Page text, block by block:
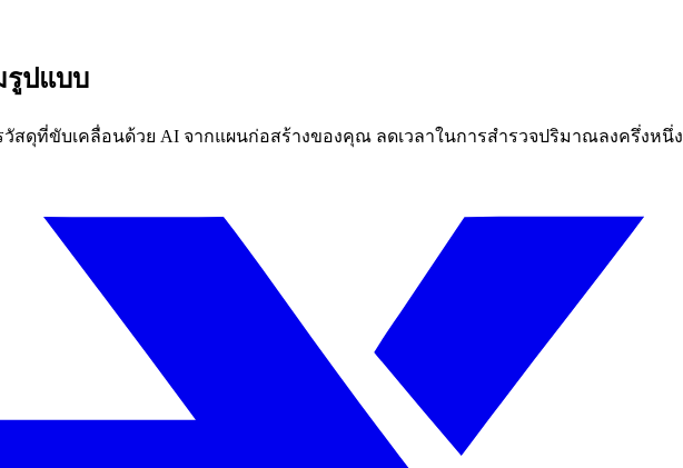
รูปแบบ
สดุที่ขับเคลื่อนด้วย AI จากแผนก่อสร้างของคุณ ลดเวลาในการสำรวจปริมาณลงครึ่งหนึ่ง